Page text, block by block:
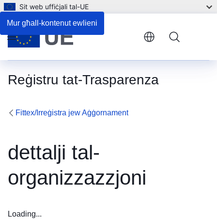
Mur għall-kontenut ewlieni
Sit web uffiċjali tal-UE
Reġistru tat-Trasparenza
Menu
Fittex/Irreġistra jew Aġġornament
dettalji tal-
organizzazzjoni
Loading...